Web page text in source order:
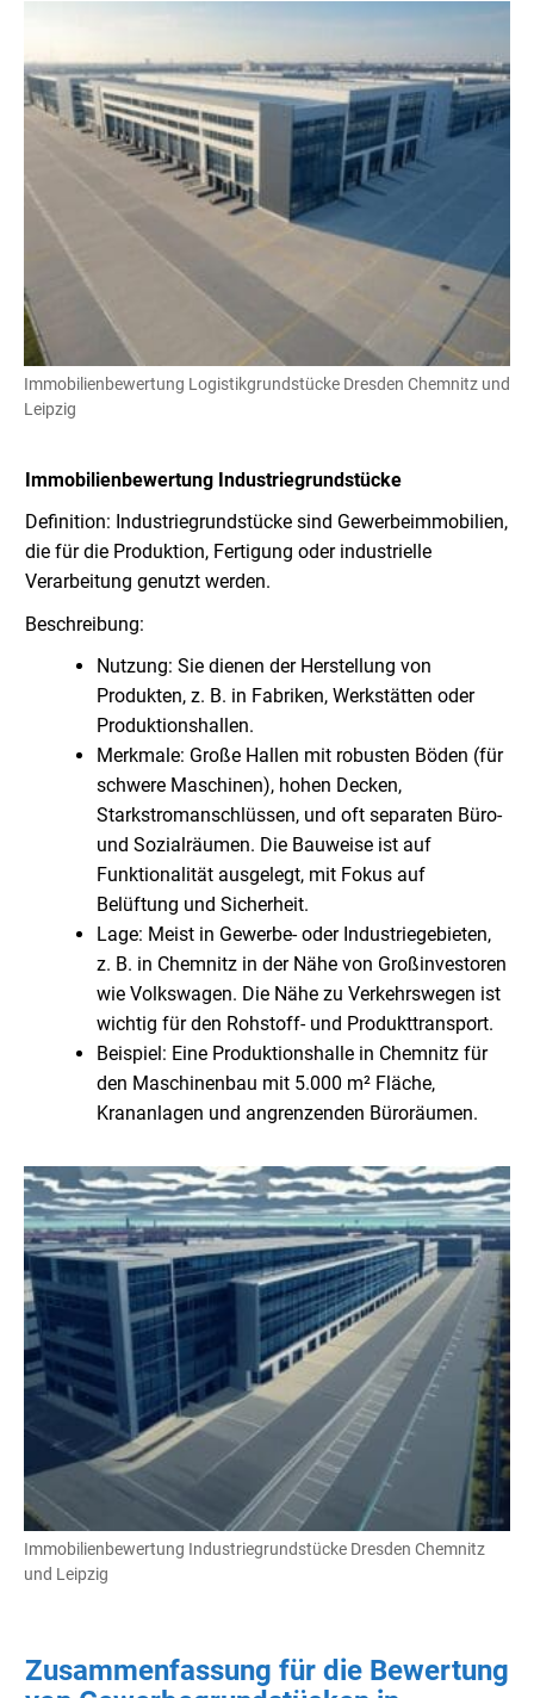
Immobilienbewertung Logistikgrundstücke Dresden Chemnitz und
Leipzig
Immobilienbewertung Industriegrundstücke
Definition: Industriegrundstücke sind Gewerbeimmobilien,
die für die Produktion, Fertigung oder industrielle
Verarbeitung genutzt werden.
Beschreibung:
Nutzung: Sie dienen der Herstellung von
Produkten, z. B. in Fabriken, Werkstätten oder
Produktionshallen.
Merkmale: Große Hallen mit robusten Böden (für
schwere Maschinen), hohen Decken,
Starkstromanschlüssen, und oft separaten Büro-
und Sozialräumen. Die Bauweise ist auf
Funktionalität ausgelegt, mit Fokus auf
Belüftung und Sicherheit.
Lage: Meist in Gewerbe- oder Industriegebieten,
z. B. in Chemnitz in der Nähe von Großinvestoren
wie Volkswagen. Die Nähe zu Verkehrswegen ist
wichtig für den Rohstoff- und Produkttransport.
Beispiel: Eine Produktionshalle in Chemnitz für
den Maschinenbau mit 5.000 m² Fläche,
Krananlagen und angrenzenden Büroräumen.
Immobilienbewertung Industriegrundstücke Dresden Chemnitz
und Leipzig
Zusammenfassung für die Bewertung